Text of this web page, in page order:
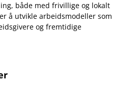
både med frivillige og lokalt
å utvikle arbeidsmodeller som
og fremtidige